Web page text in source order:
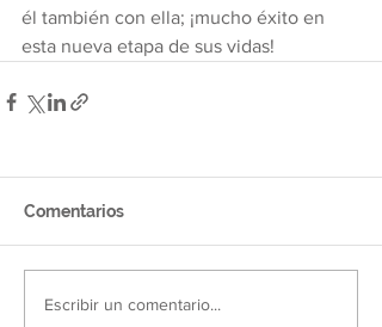
él también con ella; ¡mucho éxito en
esta nueva etapa de sus vidas!
Comentarios
Escribir un comentario...